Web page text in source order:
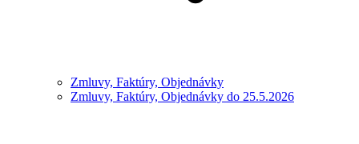
Zmluvy, Faktúry, Objednávky
Zmluvy, Faktúry, Objednávky do 25.5.2026